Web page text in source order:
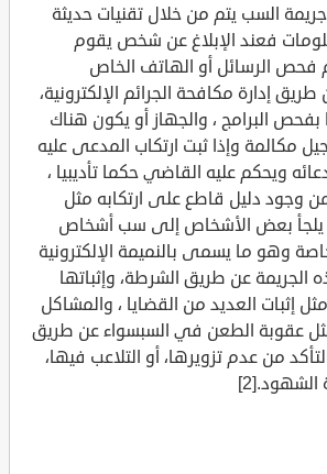
السب يتم من خلال تقنيات حديثة
فعند الإبلاغ عن شخص يقوم
فحص الرسائل أو الهاتف الخاص
إدارة مكافحة الجرائم الإلكترونية،
البرامج ، والجهاز أو يكون هناك
مكالمة وإذا ثبت ارتكاب المدعى عليه
ويحكم عليه القاضي حكما تأديبيا ،
من وجود دليل قاطع على ارتكابه مثل
يلجأ بعض الأشخاص إلى سب أشخاص
وهو ما يسمى بالنميمة الإلكترونية
الجريمة عن طريق الشرطة، وإثباتها
إثبات العديد من القضايا ، والمشاكل
عقوبة الطعن في السبسواء عن طريق
من عدم تزويرها، أو التلاعب فيها،